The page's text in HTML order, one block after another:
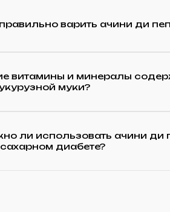
варить ачини ди
витамины и минералы
муки?
ли использовать ачини ди
диабете?